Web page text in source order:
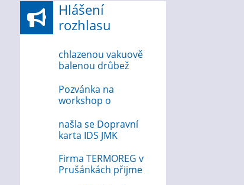
Hlášení
rozhlasu
chlazenou vakuově
balenou drůbež
Pozvánka na
workshop o
internetu 12.8.2026
našla se Dopravní
karta IDS JMK
Firma TERMOREG v
Prušánkách přijme